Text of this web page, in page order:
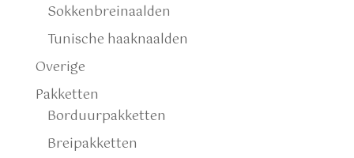
Sokkenbreinaalden
Tunische haaknaalden
Overige
Pakketten
Borduurpakketten
Breipakketten